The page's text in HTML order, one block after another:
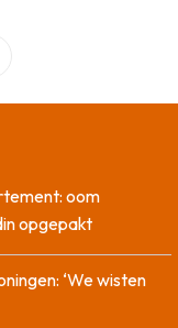
oom
opgepakt
‘We wisten